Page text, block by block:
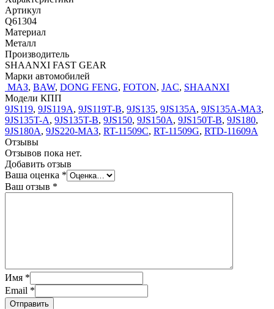
Артикул
Q61304
Материал
Металл
Производитель
SHAANXI FAST GEAR
Марки автомобилей
МАЗ, BAW, DONG FENG, FOTON, JAC, SHAANXI
Модели КПП
9JS119, 9JS119A, 9JS119T-B, 9JS135, 9JS135A, 9JS135A-МАЗ,
9JS135T-A, 9JS135T-B, 9JS150, 9JS150A, 9JS150T-B, 9JS180,
9JS180A, 9JS220-МАЗ, RT-11509C, RT-11509G, RTD-11609A
Отзывы
Отзывов пока нет.
Добавить отзыв
Ваша оценка *
Ваш отзыв *
Имя *
Email *
Отправить